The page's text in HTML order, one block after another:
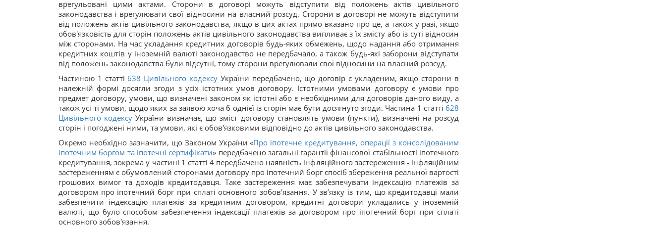
врегульовані цими актами. Сторони в договорі можуть відступити від положень актів цивільного
законодавства і врегулювати свої відносини на власний розсуд. Сторони в договорі не можуть відступити
від положень актів цивільного законодавства, якщо в цих актах прямо вказано про це, а також у разі, якщо
обов'язковість для сторін положень актів цивільного законодавства випливає з їх змісту або із суті відносин
між сторонами. На час укладання кредитних договорів будь-яких обмежень, щодо надання або отримання
кредитних коштів у іноземній валюті законодавство не передбачало, а також будь-які заборони відступати
від положень законодавства були відсутні, тому сторони врегулювали свої відносини на власний розсуд.
Частиною 1 статті 638 Цивільного кодексуУкраїни передбачено, що договір є укладеним, якщо сторони в
належній формі досягли згоди з усіх істотних умов договору. Істотними умовами договору є умови про
предмет договору, умови, що визначені законом як істотні або є необхідними для договорів даного виду, а
також усі ті умови, щодо яких за заявою хоча б однієї із сторін має бути досягнуто згоди. Частина 1 статті 628
Цивільного кодексу України визначає, що зміст договору становлять умови (пункти), визначені на розсуд
сторін і погоджені ними, та умови, які є обов'язковими відповідно до актів цивільного законодавства.
Окремо необхідно зазначити, що Законом України «Про іпотечне кредитування, операції з консолідованим
іпотечним боргом та іпотечні сертифікати» передбачено загальні гарантії фінансової стабільності іпотечного
кредитування, зокрема у частині 1 статті 4 передбачено наявність інфляційного застереження - інфляційним
застереженням є обумовлений сторонами договору про іпотечний борг спосіб збереження реальної вартості
грошових вимог та доходів кредитодавця. Таке застереження має забезпечувати індексацію платежів за
договором про іпотечний борг при сплаті основного зобов'язання. У зв’язку із тим, що кредитодавці мали
забезпечити індексацію платежів за кредитним договором, кредитні договори укладались у іноземній
валюті, що було способом забезпечення індексації платежів за договором про іпотечний борг при сплаті
основного зобов'язання.